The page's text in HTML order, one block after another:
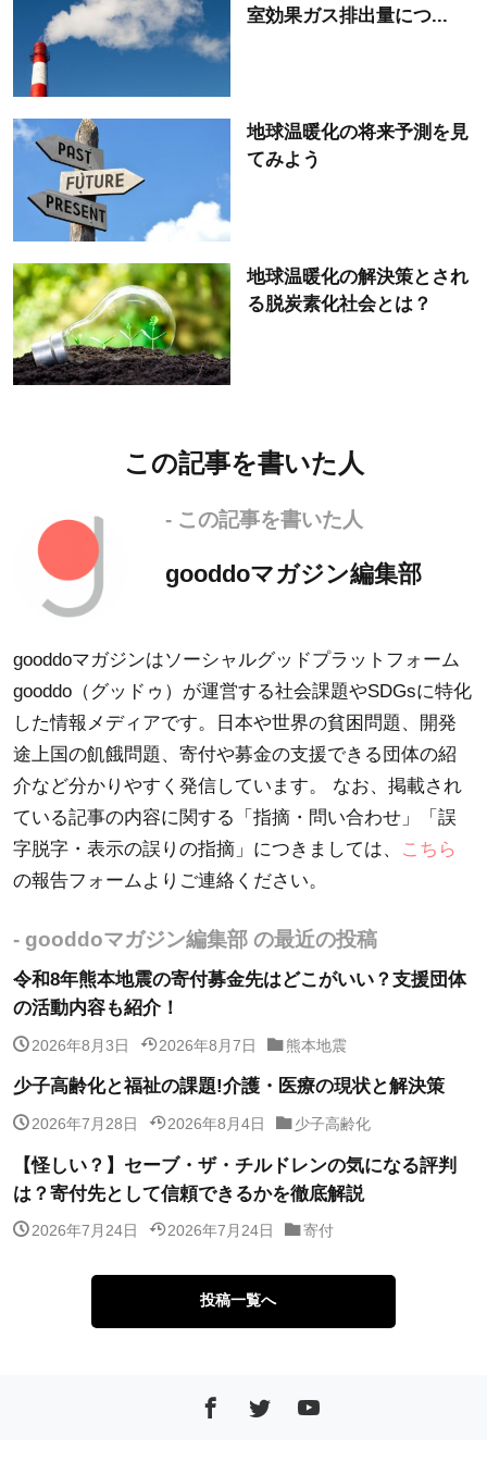
室効果ガス排出量につ...
地球温暖化の将来予測を見
てみよう
地球温暖化の解決策とされ
る脱炭素化社会とは？
この記事を書いた人
- この記事を書いた人
gooddoマガジン編集部
gooddoマガジンはソーシャルグッドプラットフォーム
gooddo（グッドゥ）が運営する社会課題やSDGsに特化
した情報メディアです。日本や世界の貧困問題、開発
途上国の飢餓問題、寄付や募金の支援できる団体の紹
介など分かりやすく発信しています。 なお、掲載され
ている記事の内容に関する「指摘・問い合わせ」「誤
字脱字・表示の誤りの指摘」につきましては、
こちら
の報告フォームよりご連絡ください。
- gooddoマガジン編集部 の最近の投稿
令和8年熊本地震の寄付募金先はどこがいい？支援団体
の活動内容も紹介！
2026年8月3日 2026年8月7日 熊本地震
少子高齢化と福祉の課題!介護・医療の現状と解決策
2026年7月28日 2026年8月4日 少子高齢化
【怪しい？】セーブ・ザ・チルドレンの気になる評判
は？寄付先として信頼できるかを徹底解説
2026年7月24日 2026年7月24日 寄付
投稿一覧へ